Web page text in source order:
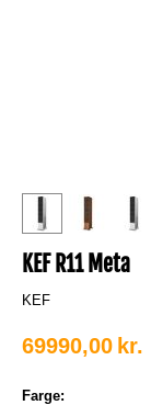
KEF R11 Meta
KEF
69990,00 kr.
Farge: